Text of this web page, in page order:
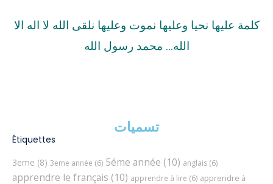
كلمة عليها نحيا وعليها نموت وعليها نلقى الله لا اله الا
الله… محمد رسول الله
تسميات
Étiquettes
3eme (8) 3eme année (6) 5éme année (10) anglais (6)
apprendre le français (10) apprendre à lire (6) apprendre à